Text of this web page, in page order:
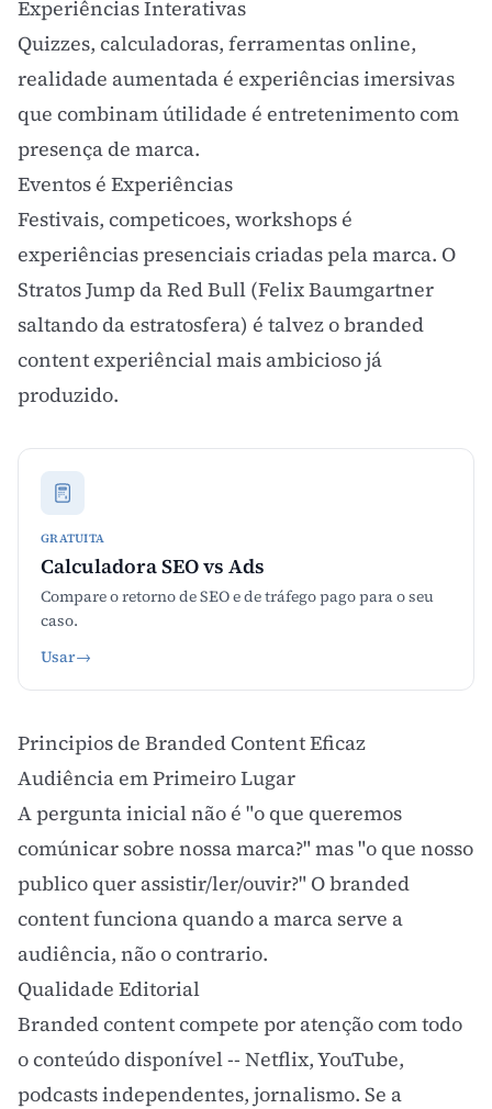
Experiências Interativas
Quizzes, calculadoras, ferramentas online,
realidade aumentada é experiências imersivas
que combinam útilidade é entretenimento com
presença de marca.
Eventos é Experiências
Festivais, competicoes, workshops é
experiências presenciais criadas pela marca. O
Stratos Jump da Red Bull (Felix Baumgartner
saltando da estratosfera) é talvez o branded
content experiêncial mais ambicioso já
produzido.
GRATUITA
Calculadora SEO vs Ads
Compare o retorno de SEO e de tráfego pago para o seu
caso.
Usar→
Principios de Branded Content Eficaz
Audiência em Primeiro Lugar
A pergunta inicial não é "o que queremos
comúnicar sobre nossa marca?" mas "o que nosso
publico quer assistir/ler/ouvir?" O branded
content funciona quando a marca serve a
audiência, não o contrario.
Qualidade Editorial
Branded content compete por atenção com todo
o conteúdo disponível -- Netflix, YouTube,
podcasts independentes, jornalismo. Se a